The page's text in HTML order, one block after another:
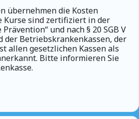
übernehmen die Kosten
Kurse sind zertifiziert in der
und nach § 20 SGB V
der Betriebskrankenkassen, der
allen gesetzlichen Kassen als
Bitte informieren Sie